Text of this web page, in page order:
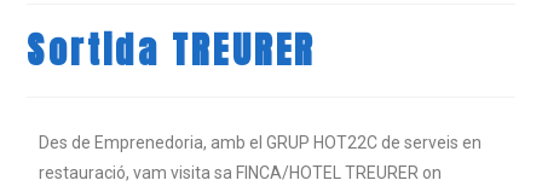
Sortida TREURER
Des de Emprenedoria, amb el GRUP HOT22C de serveis en
restauració, vam visita sa FINCA/HOTEL TREURER on